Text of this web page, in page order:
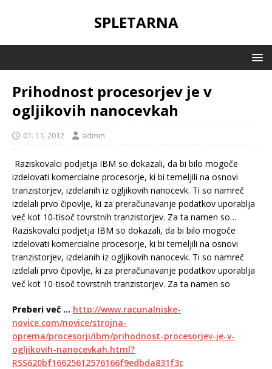
SPLETARNA
Prihodnost procesorjev je v
ogljikovih nanocevkah
01. 11. 2012 admin
Raziskovalci podjetja IBM so dokazali, da bi bilo mogoče
izdelovati komercialne procesorje, ki bi temeljili na osnovi
tranzistorjev, izdelanih iz ogljikovih nanocevk. Ti so namreč
izdelali prvo čipovlje, ki za preračunavanje podatkov uporablja
več kot 10-tisoč tovrstnih tranzistorjev. Za ta namen so…
Raziskovalci podjetja IBM so dokazali, da bi bilo mogoče
izdelovati komercialne procesorje, ki bi temeljili na osnovi
tranzistorjev, izdelanih iz ogljikovih nanocevk. Ti so namreč
izdelali prvo čipovlje, ki za preračunavanje podatkov uporablja
več kot 10-tisoč tovrstnih tranzistorjev. Za ta namen so
Preberi več … http://www.racunalniske-
novice.com/novice/strojna-
oprema/procesorji/ibm/prihodnost-procesorjev-je-v-
ogljikovih-nanocevkah.html?
RSS620bf16625612576166f9edbda831f3c